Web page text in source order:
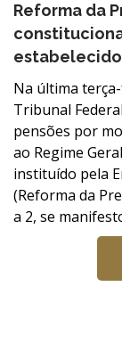
Reforma da
estabelecido
Na última
Tribunal
pensões por
ao Regime
instituído pela
(Reforma da
a 2, se